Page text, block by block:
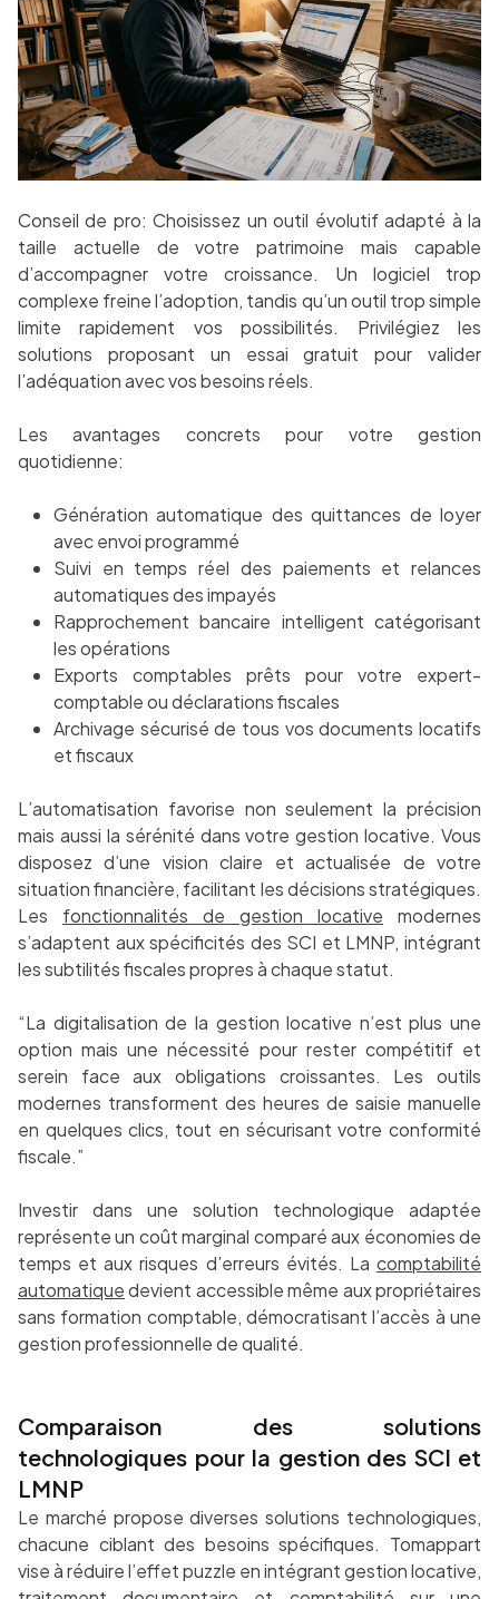
Conseil de pro: Choisissez un outil évolutif adapté à la
taille actuelle de votre patrimoine mais capable
d’accompagner votre croissance. Un logiciel trop
complexe freine l’adoption, tandis qu’un outil trop simple
limite rapidement vos possibilités. Privilégiez les
solutions proposant un essai gratuit pour valider
l’adéquation avec vos besoins réels.
Les avantages concrets pour votre gestion
quotidienne:
Génération automatique des quittances de loyer
avec envoi programmé
Suivi en temps réel des paiements et relances
automatiques des impayés
Rapprochement bancaire intelligent catégorisant
les opérations
Exports comptables prêts pour votre expert-
comptable ou déclarations fiscales
Archivage sécurisé de tous vos documents locatifs
et fiscaux
L’automatisation favorise non seulement la précision
mais aussi la sérénité dans votre gestion locative. Vous
disposez d’une vision claire et actualisée de votre
situation financière, facilitant les décisions stratégiques.
Les fonctionnalités de gestion locative modernes
s’adaptent aux spécificités des SCI et LMNP, intégrant
les subtilités fiscales propres à chaque statut.
“La digitalisation de la gestion locative n’est plus une
option mais une nécessité pour rester compétitif et
serein face aux obligations croissantes. Les outils
modernes transforment des heures de saisie manuelle
en quelques clics, tout en sécurisant votre conformité
fiscale.”
Investir dans une solution technologique adaptée
représente un coût marginal comparé aux économies de
temps et aux risques d’erreurs évités. La comptabilité
automatiquedevient accessible même aux propriétaires
sans formation comptable, démocratisant l’accès à une
gestion professionnelle de qualité.
Comparaison des solutions
technologiques pour la gestion des SCI et
LMNP
Le marché propose diverses solutions technologiques,
chacune ciblant des besoins spécifiques. Tomappart
vise à réduire l’effet puzzle en intégrant gestion locative,